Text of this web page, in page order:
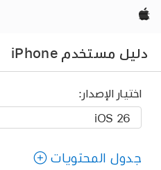
Apple‏
دليل مستخدم iPhone
اختيار الإصدار:
جدول المحتويات